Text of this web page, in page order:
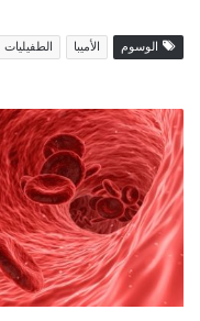
الوسوم الأميبا
نقل
الدم
Blood
Transfusion